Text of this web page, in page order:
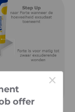
×
offer